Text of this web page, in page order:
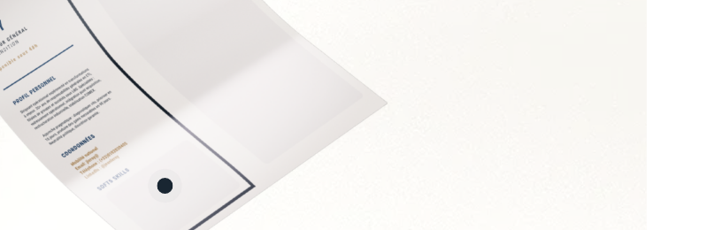
Soft Skills recherchées :
Écoute et intelligence relationnelle
Fermeté et équité
Gestion des tensions et médiation
Discrétion et confidentialité